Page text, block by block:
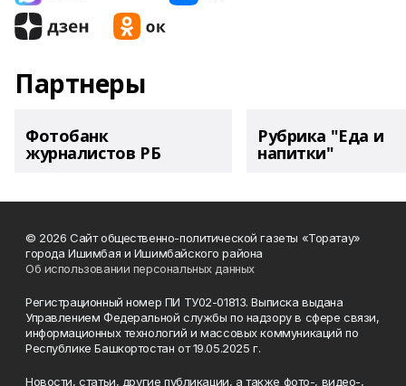
Партнеры
Фотобанк
журналистов РБ
Рубрика "Еда и
напитки"
© 2026 Сайт общественно-политической газеты «Торатау»
города Ишимбая и Ишимбайского района
Об использовании персональных данных
Регистрационный номер ПИ ТУ02-01813. Выписка выдана
Управлением Федеральной службы по надзору в сфере связи,
информационных технологий и массовых коммуникаций по
Республике Башкортостан от 19.05.2025 г.
Новости, статьи, другие публикации, а также фото-, видео-,